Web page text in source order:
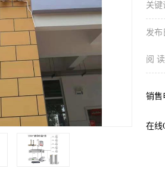
关键
发布
阅 读
销售
在线